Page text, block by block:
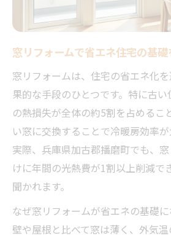
窓リフォーム補助金の併
事項
国と自治体補助金の違い
窓リフォームの補助金申
順
光熱費削減に効果的な窓リフ
窓リフォームで光熱費削
紹介
省エネ窓リフォーム後の
果
断熱窓リフォームの光熱
リー
窓リフォームで省エネ住宅の基
窓リフォームは、住宅の省エネ化
果的な手段のひとつです。特に古
の熱損失が全体の約5割を占めるこ
い窓に交換することで冷暖房効率が
実際、兵庫県加古郡播磨町でも、
けに年間の光熱費が1割以上削減で
聞かれます。
なぜ窓リフォームが省エネの基礎に
壁や屋根と比べて窓は薄く、外気